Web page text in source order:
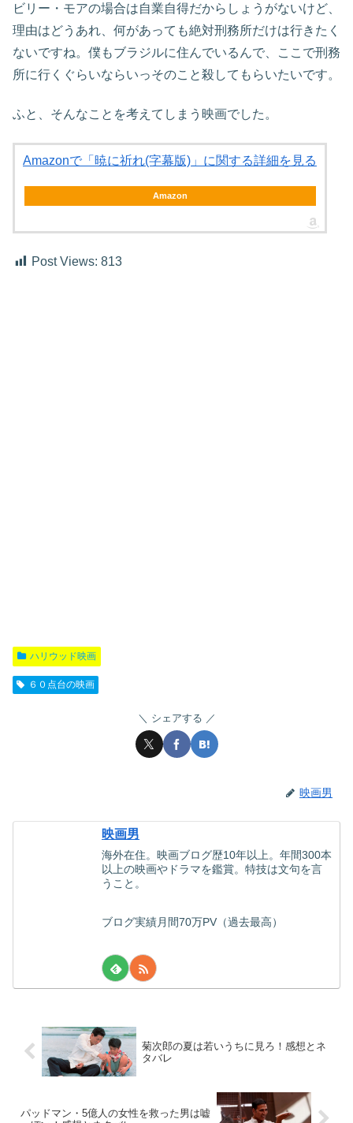
ビリー・モアの場合は自業自得だからしょうがないけど、
理由はどうあれ、何があっても絶対刑務所だけは行きたく
ないですね。僕もブラジルに住んでいるんで、ここで刑務
所に行くぐらいならいっそのこと殺してもらいたいです。
ふと、そんなことを考えてしまう映画でした。
Amazonで「暁に祈れ(字幕版)」に関する詳細を見る
Amazon
Post Views: 813
ハリウッド映画
６０点台の映画
シェアする
映画男
映画男
海外在住。映画ブログ歴10年以上。年間300本
以上の映画やドラマを鑑賞。特技は文句を言
うこと。
ブログ実績月間70万PV（過去最高）
菊次郎の夏は若いうちに見ろ！感想とネ
タバレ
パッドマン・5億人の女性を救った男は嘘